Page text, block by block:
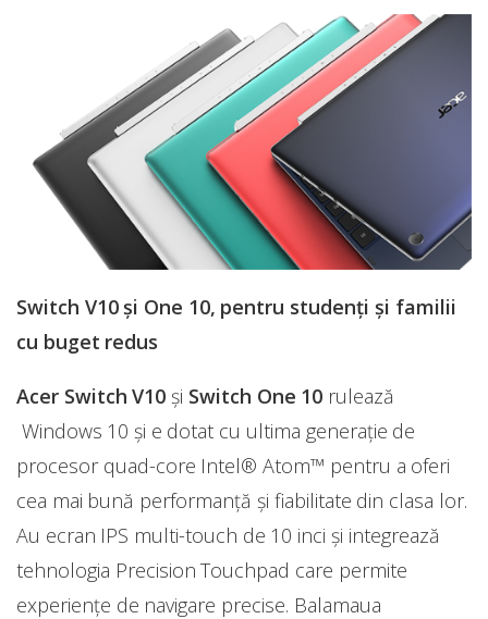
Switch V10 și One 10, pentru studenți și familii
cu buget redus
Acer Switch V10 și Switch One 10 rulează
Windows 10 și e dotat cu ultima generație de
procesor quad-core Intel® Atom™ pentru a oferi
cea mai bună performanță și fiabilitate din clasa lor.
Au ecran IPS multi-touch de 10 inci și integrează
tehnologia Precision Touchpad care permite
experiențe de navigare precise. Balamaua